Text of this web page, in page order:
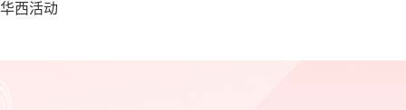
华西活动